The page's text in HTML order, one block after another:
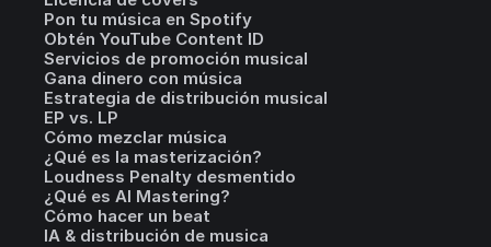
Pon tu música en Spotify
Obtén YouTube Content ID
Servicios de promoción musical
Gana dinero con música
Estrategia de distribución musical
EP vs. LP
Cómo mezclar música
¿Qué es la masterización?
Loudness Penalty desmentido
¿Qué es AI Mastering?
Cómo hacer un beat
IA & distribución de musica